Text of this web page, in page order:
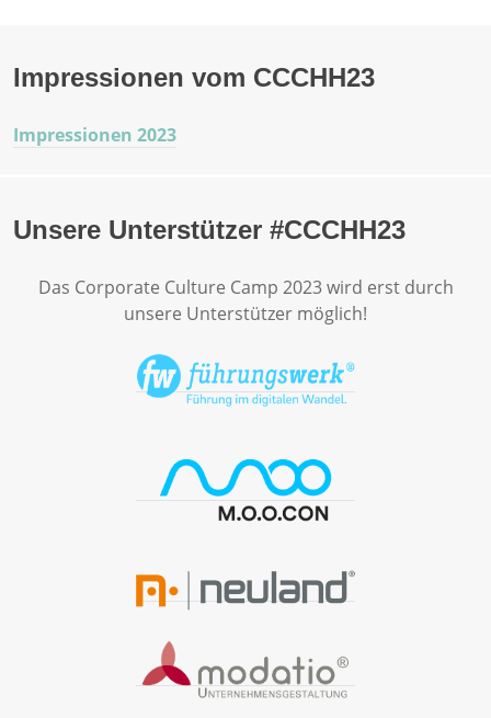
Impressionen vom CCCHH23
Impressionen 2023
Unsere Unterstützer #CCCHH23
Das Corporate Culture Camp 2023 wird erst durch
unsere Unterstützer möglich!